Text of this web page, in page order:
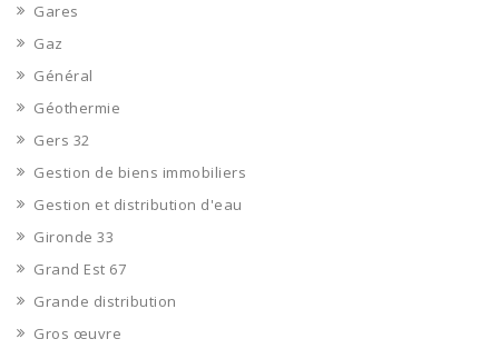
Gares
Gaz
Général
Géothermie
Gers 32
Gestion de biens immobiliers
Gestion et distribution d'eau
Gironde 33
Grand Est 67
Grande distribution
Gros œuvre